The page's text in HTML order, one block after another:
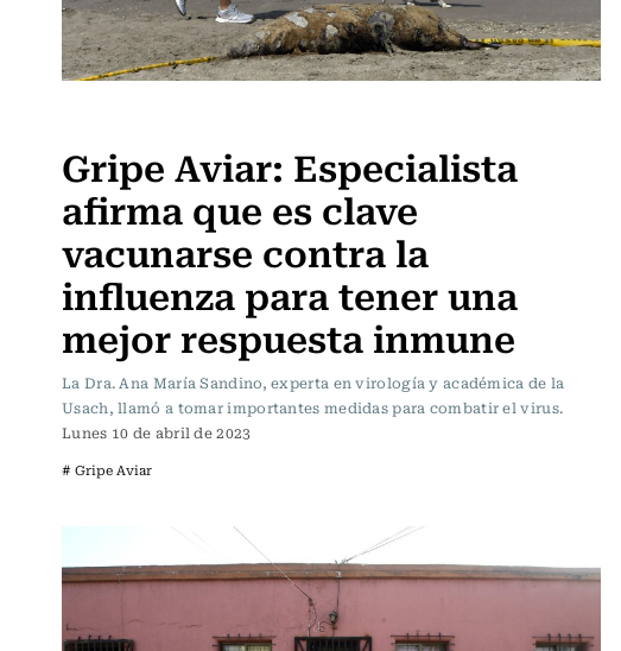
Gripe Aviar: Especialista
afirma que es clave
vacunarse contra la
influenza para tener una
mejor respuesta inmune
La Dra. Ana María Sandino, experta en virología y académica de la
Usach, llamó a tomar importantes medidas para combatir el virus.
Lunes 10 de abril de 2023
# Gripe Aviar